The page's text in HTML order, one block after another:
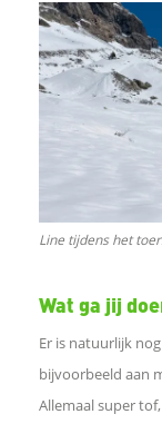
Line tijdens het
Wat ga jij
Er is natuurlijk
bijvoorbeeld aan
Allemaal super